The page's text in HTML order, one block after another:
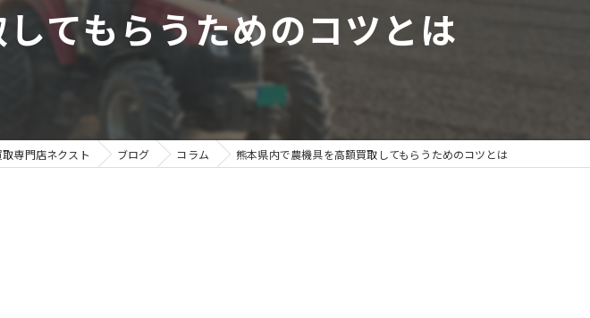
ユンボ買取
消毒機全般買取
草刈・モア買取
福岡店
てもらうためのコツとは
専門店ネクスト ブログ コラム 熊本県内で農機具を高額買取してもらうためのコツとは